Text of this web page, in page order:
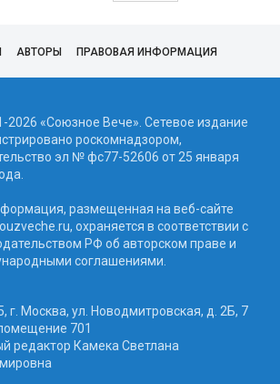
АВТОРЫ ПРАВОВАЯ ИНФОРМАЦИЯ
2026 «Союзное Вече». Сетевое издание
роскомнадзором,
эл № фc77-52606 от 25 января
размещенная на веб-сайте
охраняется в соответствии с
РФ об авторском праве и
соглашениями.
г. Москва, ул. Новодмитровская, д. 2Б, 7
701
редактор Камека Светлана